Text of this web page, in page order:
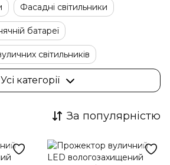
Фасадні світильники
батареї
світильників
Ретро гірлянди лампочки
Усі категорії
За популярністю